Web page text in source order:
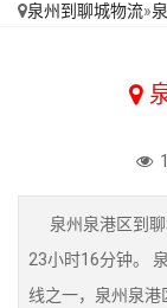
泉州到聊城物流»
泉州泉港区到聊
23小时16分钟。
线之一，泉州泉港